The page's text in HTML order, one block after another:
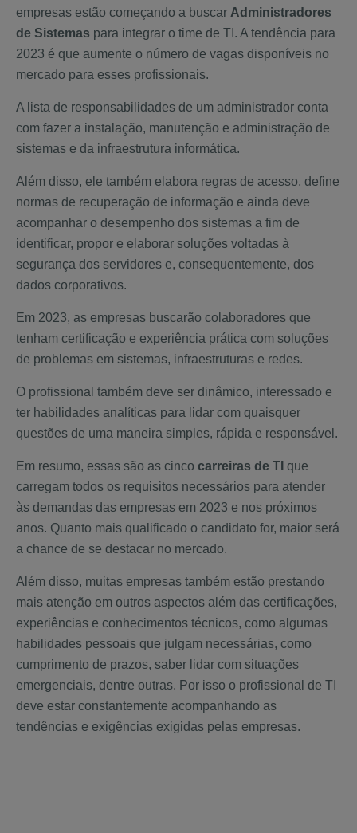
empresas estão começando a buscar Administradores
de Sistemas para integrar o time de TI. A tendência para
2023 é que aumente o número de vagas disponíveis no
mercado para esses profissionais.
A lista de responsabilidades de um administrador conta
com fazer a instalação, manutenção e administração de
sistemas e da infraestrutura informática.
Além disso, ele também elabora regras de acesso, define
normas de recuperação de informação e ainda deve
acompanhar o desempenho dos sistemas a fim de
identificar, propor e elaborar soluções voltadas à
segurança dos servidores e, consequentemente, dos
dados corporativos.
Em 2023, as empresas buscarão colaboradores que
tenham certificação e experiência prática com soluções
de problemas em sistemas, infraestruturas e redes.
O profissional também deve ser dinâmico, interessado e
ter habilidades analíticas para lidar com quaisquer
questões de uma maneira simples, rápida e responsável.
Em resumo, essas são as cinco carreiras de TI que
carregam todos os requisitos necessários para atender
às demandas das empresas em 2023 e nos próximos
anos. Quanto mais qualificado o candidato for, maior será
a chance de se destacar no mercado.
Além disso, muitas empresas também estão prestando
mais atenção em outros aspectos além das certificações,
experiências e conhecimentos técnicos, como algumas
habilidades pessoais que julgam necessárias, como
cumprimento de prazos, saber lidar com situações
emergenciais, dentre outras. Por isso o profissional de TI
deve estar constantemente acompanhando as
tendências e exigências exigidas pelas empresas.